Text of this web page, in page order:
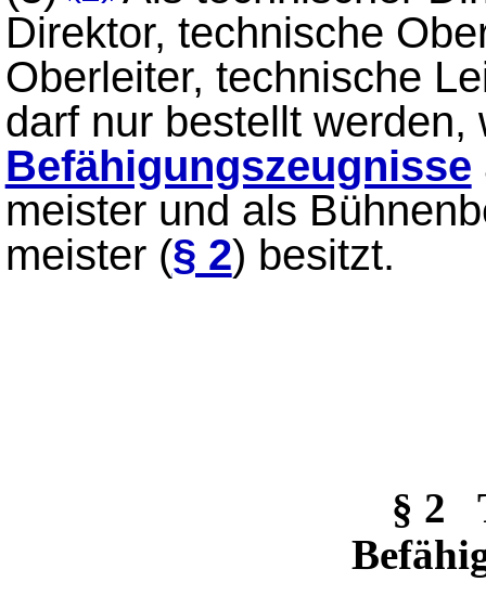
Direktor, technische
Oberleiter, technische
darf nur bestellt werden,
Befähigungszeugnisse
meister und als
meister (§ 2) besitzt.
§ 2